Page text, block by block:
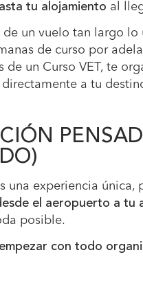
tu alojamiento al
de un vuelo tan largo
de curso por
de un Curso VET, te
a tu
una experiencia
el aeropuerto a tu
posible.
empezar con todo